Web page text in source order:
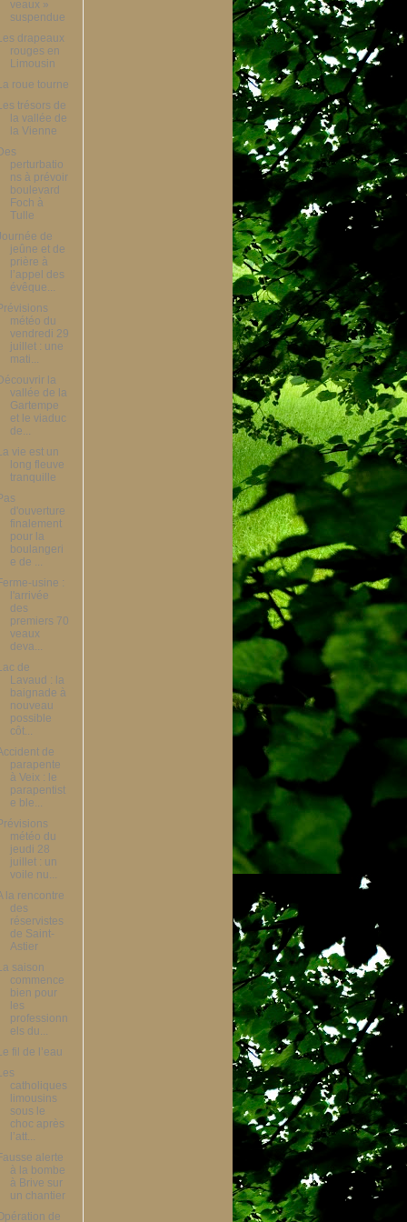
veaux »
suspendue
drapeaux
rouges en
Limousin
roue tourne
trésors de
la vallée de
la Vienne
perturbatio
ns à prévoir
boulevard
Foch à
Tulle
de
jeûne et de
prière à
l’appel des
évêque...
météo du
vendredi 29
juillet : une
mati...
la
vallée de la
Gartempe
et le viaduc
de...
vie est un
long fleuve
tranquille
d'ouverture
finalement
pour la
boulangeri
e de ...
usine :
l'arrivée
des
premiers 70
veaux
deva...
de
Lavaud : la
baignade à
nouveau
possible
côt...
de
parapente
à Veix : le
parapentist
e ble...
météo du
jeudi 28
juillet : un
voile nu...
la rencontre
des
réservistes
de Saint-
Astier
saison
commence
bien pour
les
professionn
els du...
fil de l’eau
catholiques
limousins
sous le
choc après
l’att...
alerte
à la bombe
à Brive sur
un chantier
de